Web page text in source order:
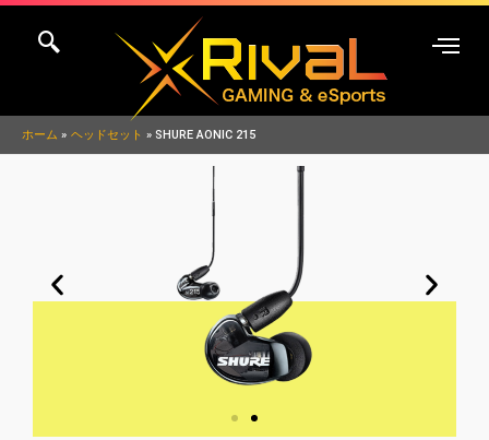
ホーム ヘッドセット SHURE AONIC 215